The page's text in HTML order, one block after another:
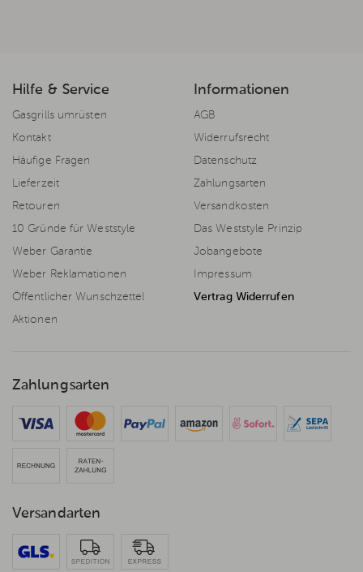
Hilfe & Service
Gasgrills umrüsten
Kontakt
Häufige Fragen
Lieferzeit
Retouren
10 Gründe für Weststyle
Weber Garantie
Weber Reklamationen
Öffentlicher Wunschzettel
Aktionen
Informationen
AGB
Widerrufsrecht
Datenschutz
Zahlungsarten
Versandkosten
Das Weststyle Prinzip
Jobangebote
Impressum
Vertrag Widerrufen
Zahlungsarten
Versandarten